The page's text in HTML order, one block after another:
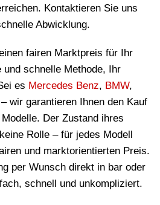
Kontaktieren Sie uns
Abwicklung.
fairen Marktpreis für Ihr
und schnelle Methode, Ihr
es Mercedes Benz, BMW,
– wir garantieren Ihnen den Kauf
Modelle. Der Zustand ihres
Rolle – für jedes Modell
und marktorientierten Preis.
per Wunsch direkt in bar oder
schnell und unkompliziert.